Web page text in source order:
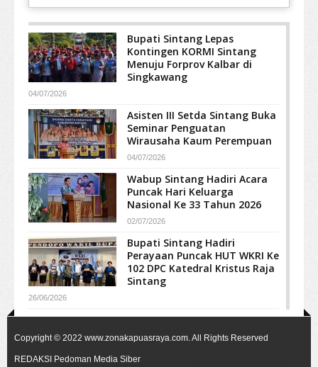
Bupati Sintang Lepas
Kontingen KORMI Sintang
Menuju Forprov Kalbar di
Singkawang
04/07/2026
Asisten III Setda Sintang Buka
Seminar Penguatan
Wirausaha Kaum Perempuan
04/07/2026
Wabup Sintang Hadiri Acara
Puncak Hari Keluarga
Nasional Ke 33 Tahun 2026
02/07/2026
Bupati Sintang Hadiri
Perayaan Puncak HUT WKRI Ke
102 DPC Katedral Kristus Raja
Sintang
26/06/2026
Copyright © 2022 www.zonakapuasraya.com. All Rights Reserved
REDAKSI Pedoman Media Siber